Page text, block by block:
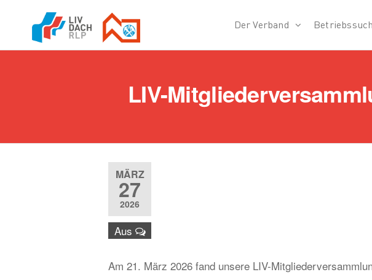
Landesinnungsverband
der Dachdecker
Der Verband
LIV-
MÄRZ
27
2026
Aus
Am 21. März 2026 fand unsere LIV-